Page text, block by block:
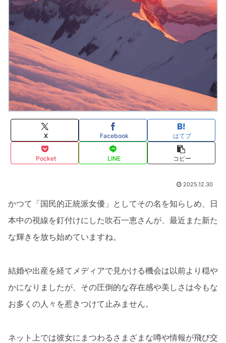
X Facebook はてブ
Pocket LINE コピー
2025.12.30
かつて「国民的正統派女優」としてその名を知らしめ、日
本中の視線を釘付けにした吹石一恵さんが、最近また新た
な輝きを放ち始めていますね。
結婚や出産を経てメディアで見かける機会は以前より穏や
かになりましたが、その圧倒的な存在感や美しさは今もな
お多くの人々を惹きつけて止みません。
ネット上では彼女にまつわるさまざまな噂や情報が飛び交